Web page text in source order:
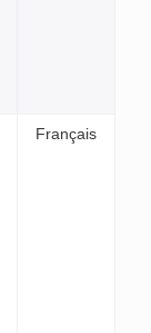
Français